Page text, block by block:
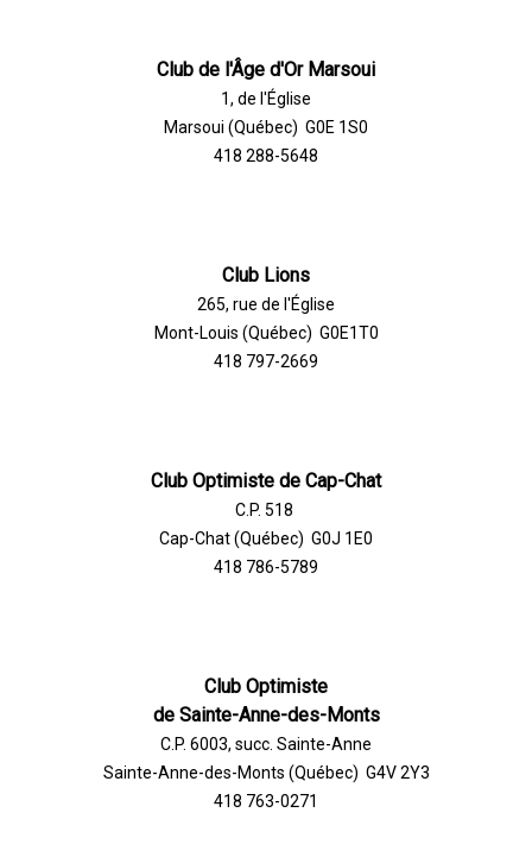
Club de l'Âge d'Or Marsoui
1, de l'Église
Marsoui (Québec) G0E 1S0
418 288-5648
Club Lions
265, rue de l'Église
Mont-Louis (Québec) G0E1T0
418 797-2669
Club Optimiste de Cap-Chat
C.P. 518
Cap-Chat (Québec) G0J 1E0
418 786-5789
Club Optimiste
de Sainte-Anne-des-Monts
C.P. 6003, succ. Sainte-Anne
Sainte-Anne-des-Monts (Québec) G4V 2Y3
418 763-0271